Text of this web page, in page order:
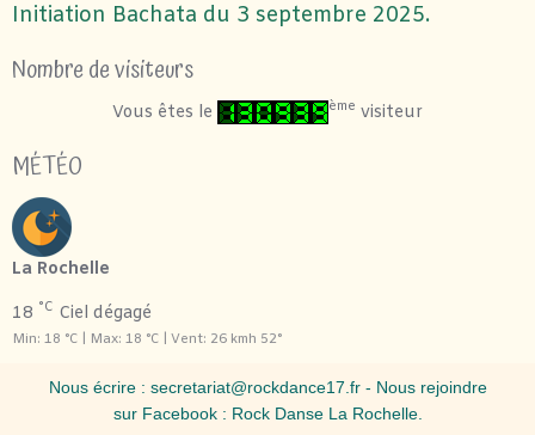
Initiation Bachata du 3 septembre 2025.
Nombre de visiteurs
Vous êtes le ème visiteur
MÉTÉO
La Rochelle
18 °C Ciel dégagé
Min: 18 °C | Max: 18 °C | Vent: 26 kmh 52°
Nous écrire : secretariat@rockdance17.fr- Nous rejoindre
sur Facebook : Rock Danse La Rochelle.